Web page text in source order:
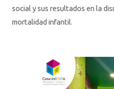
social y sus resultados en la
mortalidad infantil.